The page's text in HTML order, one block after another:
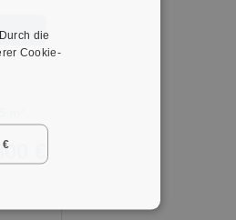
€
die
Cookie-
€